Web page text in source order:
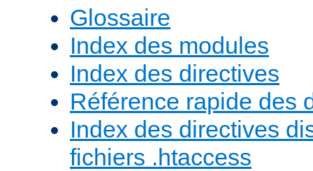
Glossaire
Index des modules
Index des directives
Référence rapide des
Index des directives
fichiers .htaccess